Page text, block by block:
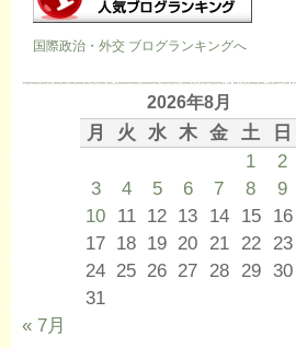
国際政治・外交 ブログランキングへ
2026年8月
月 火 水 木 金 土
日
1
2
3
4 5 6 7 8
9
10 11 12 13 14 15
16
17 18 19 20 21 22
23
24 25 26 27 28 29 30
31
« 7月